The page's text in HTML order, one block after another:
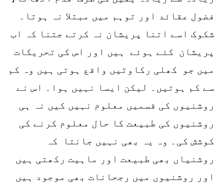
فضول عقائد اور توہم میں مبتلا نہ ہوتا۔
شکوک اسے اتنا پریشان نہ کرتے جتنا کہ اب
پریشان کئے ہوئے ہیں اور اس کی تحریکات
میں جو کھلی رکاوٹیں واقع ہوتی ہیں وہ کم
سے کم ہوتیں۔ لیکن ایسا نہیں ہوا۔ اس نے
روشنیوں کی قسمیں معلوم نہیں کیں نہ ہی
روشنیوں کی طبیعت کا حال معلوم کرنے کی
کوشش کی۔ وہ یہ بھی نہیں جانتا کہ
روشنیاں بھی طبیعت اور ماہیت رکھتی ہیں
اور روشنیوں میں رجحانات بھی موجود ہیں